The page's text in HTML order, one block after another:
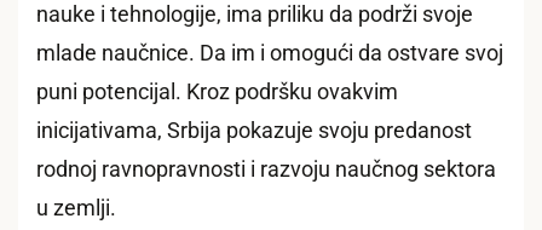
nauke i tehnologije, ima priliku da podrži svoje
mlade naučnice. Da im i omogući da ostvare svoj
puni potencijal. Kroz podršku ovakvim
inicijativama, Srbija pokazuje svoju predanost
rodnoj ravnopravnosti i razvoju naučnog sektora
u zemlji.